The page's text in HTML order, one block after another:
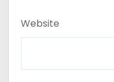
Website